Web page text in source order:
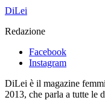
DiLei
Redazione
Facebook
Instagram
DiLei è il magazine
2013, che parla a tutte le